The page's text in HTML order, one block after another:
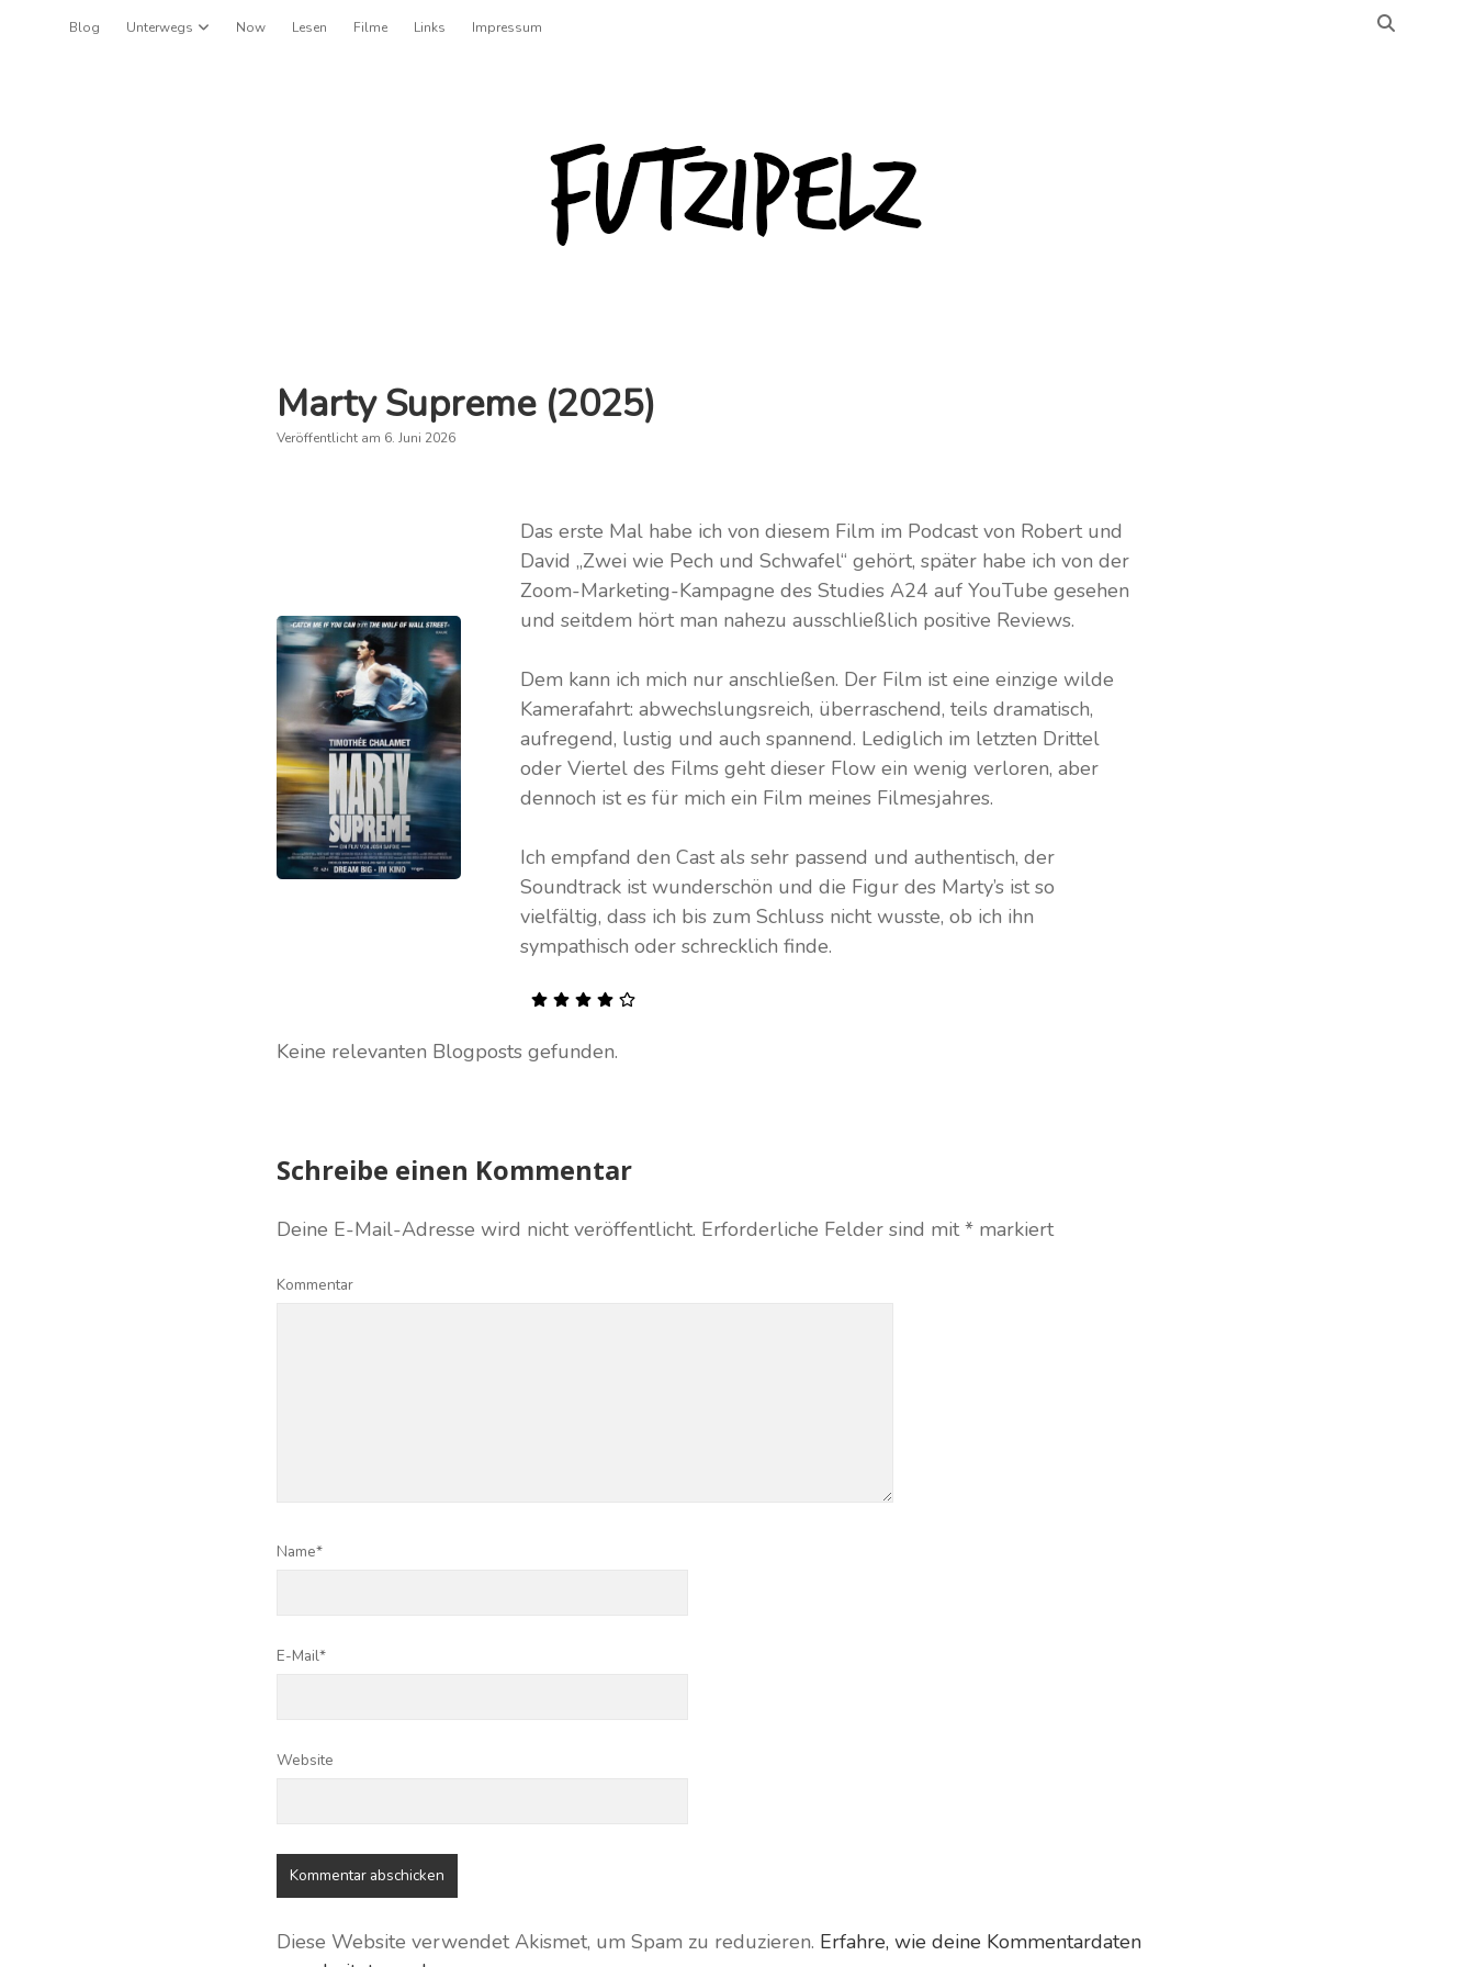
Blog Unterwegs Dropdown-Menü öffnen
Now Lesen Filme Links Impressum
Futzipelz
Marty Supreme (2025)
Veröffentlicht am 6. Juni 2026
Das erste Mal habe ich von diesem Film im Podcast von Robert und
David „Zwei wie Pech und Schwafel“ gehört, später habe ich von der
Zoom-Marketing-Kampagne des Studies A24 auf YouTube gesehen
und seitdem hört man nahezu ausschließlich positive Reviews.
Dem kann ich mich nur anschließen. Der Film ist eine einzige wilde
Kamerafahrt: abwechslungsreich, überraschend, teils dramatisch,
aufregend, lustig und auch spannend. Lediglich im letzten Drittel
oder Viertel des Films geht dieser Flow ein wenig verloren, aber
dennoch ist es für mich ein Film meines Filmesjahres.
Ich empfand den Cast als sehr passend und authentisch, der
Soundtrack ist wunderschön und die Figur des Marty’s ist so
vielfältig, dass ich bis zum Schluss nicht wusste, ob ich ihn
sympathisch oder schrecklich finde.
Keine relevanten Blogposts gefunden.
Schreibe einen Kommentar
Deine E-Mail-Adresse wird nicht veröffentlicht. Erforderliche Felder sind mit* markiert
Kommentar
Name*
E-Mail*
Website
Diese Website verwendet Akismet, um Spam zu reduzieren. Erfahre, wie deine Kommentardaten